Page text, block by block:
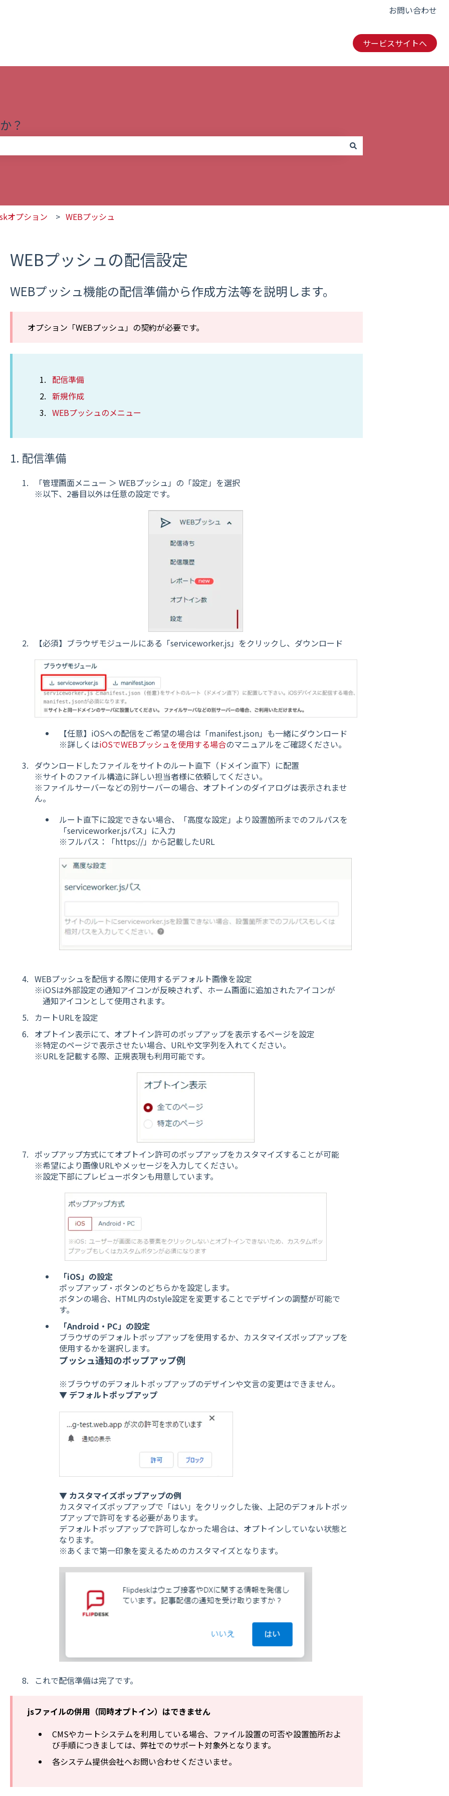
お問い合わせ
サービスサイトへ
？
オプション WEBプッシュ
WEBプッシュの配信設定
WEBプッシュ機能の配信準備から作成方法等を説明します。
オプション「WEBプッシュ」の契約が必要です。
配信準備
新規作成
WEBプッシュのメニュー
1. 配信準備
「管理画面メニュー ＞ WEBプッシュ」の「設定」を選択
※以下、2番目以外は任意の設定です。
【必須】ブラウザモジュールにある「serviceworker.js」をクリックし、ダウンロード
【任意】iOSへの配信をご希望の場合は「manifest.json」も一緒にダウンロード
※詳しくはiOSでWEBプッシュを使用する場合のマニュアルをご確認ください。
ダウンロードしたファイルをサイトのルート直下（ドメイン直下）に配置
※サイトのファイル構造に詳しい担当者様に依頼してください。
※ファイルサーバーなどの別サーバーの場合、オプトインのダイアログは表示されませ
ん。
ルート直下に設定できない場合、「高度な設定」より設置箇所までのフルパスを
「serviceworker.jsパス」に入力
※フルパス：「https://」から記載したURL
WEBプッシュを配信する際に使用するデフォルト画像を設定
※iOSは外部設定の通知アイコンが反映されず、ホーム画面に追加されたアイコンが
通知アイコンとして使用されます。
カートURLを設定
オプトイン表示にて、オプトイン許可のポップアップを表示するページを設定
※特定のページで表示させたい場合、URLや文字列を入れてください。
※URLを記載する際、正規表現も利用可能です。
ポップアップ方式にてオプトイン許可のポップアップをカスタマイズすることが可能
※希望により画像URLやメッセージを入力してください。
※設定下部にプレビューボタンも用意しています。
「iOS」の設定
ポップアップ・ボタンのどちらかを設定します。
ボタンの場合、HTML内のstyle設定を変更することでデザインの調整が可能で
す。
「Android・PC」の設定
ブラウザのデフォルトポップアップを使用するか、カスタマイズポップアップを
使用するかを選択します。
プッシュ通知のポップアップ例
※ブラウザのデフォルトポップアップのデザインや文言の変更はできません。
▼ デフォルトポップアップ
▼ カスタマイズポップアップの例
カスタマイズポップアップで「はい」をクリックした後、上記のデフォルトポッ
プアップで許可をする必要があります。
デフォルトポップアップで許可しなかった場合は、オプトインしていない状態と
なります。
※あくまで第一印象を変えるためのカスタマイズとなります。
これで配信準備は完了です。
jsファイルの併用（同時オプトイン）はできません
CMSやカートシステムを利用している場合、ファイル設置の可否や設置箇所およ
び手順につきましては、弊社でのサポート対象外となります。
各システム提供会社へお問い合わせくださいませ。